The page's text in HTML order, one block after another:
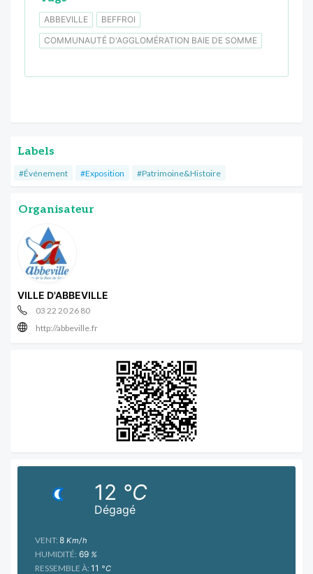
ABBEVILLE
BEFFROI
COMMUNAUTÉ D'AGGLOMÉRATION BAIE DE SOMME
Labels
#Événement #Exposition #Patrimoine&Histoire
Organisateur
VILLE D'ABBEVILLE
03 22 20 26 80
http://abbeville.fr
Dégagé
12 °C
VENT: 8 Km/h
HUMIDITÉ: 69 %
RESSEMBLE À: 11 °C